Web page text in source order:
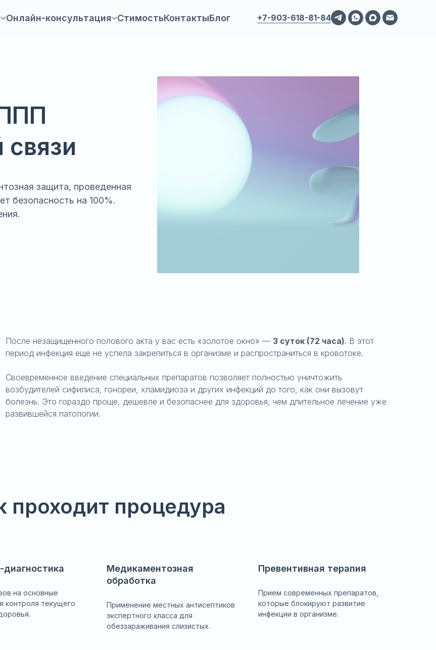
Онлайн-консультация СтимостьКонтактыБлог +7-903-618-81-84
связи
защита, проведенная
безопасность на 100%.
После незащищенного полового акта у вас есть «золотое окно» — 3 суток (72 часа). В этот
период инфекция еще не успела закрепиться в организме и распространиться в кровотоке.
Своевременное введение специальных препаратов позволяет полностью уничтожить
возбудителей сифилиса, гонореи, хламидиоза и других инфекций до того, как они вызовут
болезнь. Это гораздо проще, дешевле и безопаснее для здоровья, чем длительное лечение уже
развившейся патологии.
проходит процедура
диагностика
на основные
контроля текущего
Медикаментозная
обработка
Применение местных антисептиков
экспертного класса для
обеззараживания слизистых.
Превентивная терапия
Прием современных препаратов,
которые блокируют развитие
инфекции в организме.